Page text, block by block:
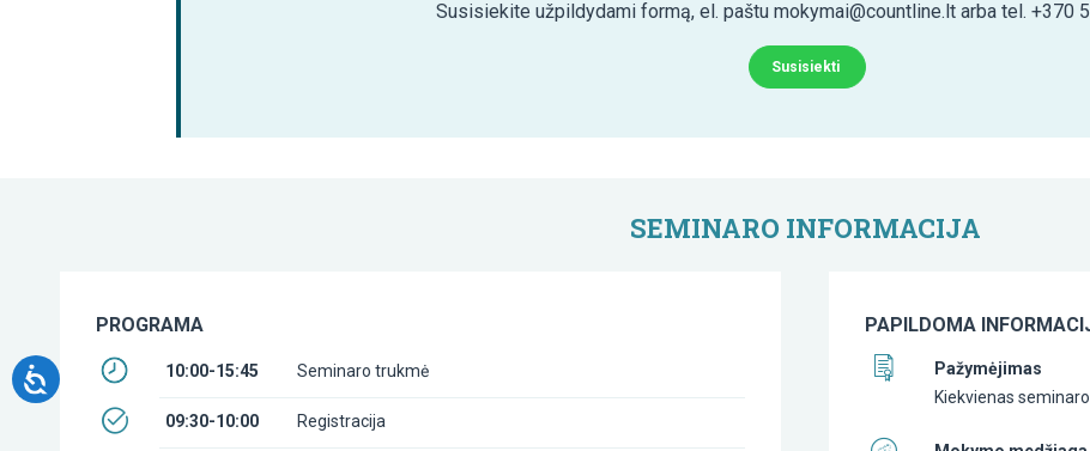
Susisiekite užpildydami formą, el. paštu mokymai@countline.lt arba tel. +370
Susisiekti
SEMINARO INFORMACIJA
PROGRAMA
10:00-15:45 Seminaro trukmė
09:30-10:00 Registracija
PAPILDOMA
Pažymėjimas
Kiekvienas